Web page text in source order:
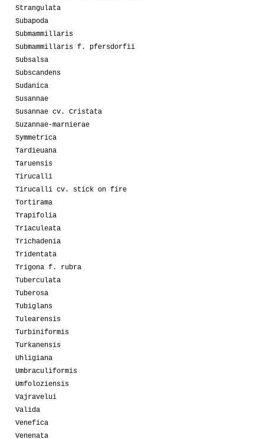
Strangulata
Subapoda
Submammillaris
Submammillaris f. pfersdorfii
Subsalsa
Subscandens
Sudanica
Susannae
Susannae cv. Cristata
Suzannae-marnierae
Symmetrica
Tardieuana
Taruensis
Tirucalli
Tirucalli cv. stick on fire
Tortirama
Trapifolia
Triaculeata
Trichadenia
Tridentata
Trigona f. rubra
Tuberculata
Tuberosa
Tubiglans
Tulearensis
Turbiniformis
Turkanensis
Uhligiana
Umbraculiformis
Umfoloziensis
Vajravelui
Valida
Venefica
Venenata